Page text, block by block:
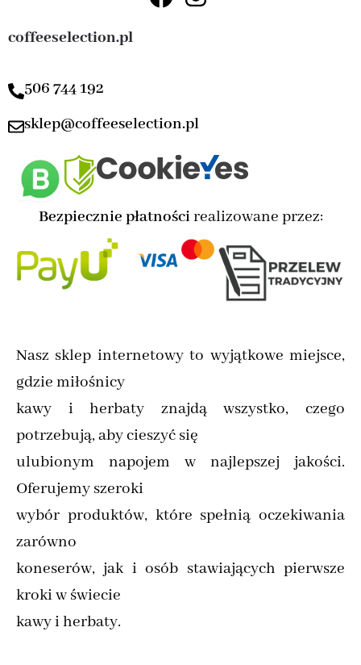
coffeeselection.pl
506 744 192
sklep@coffeeselection.pl
Bezpiecznie płatnościrealizowane przez:
Nasz sklep internetowy to wyjątkowe miejsce,
gdzie miłośnicy
kawy i herbaty znajdą wszystko, czego
potrzebują, aby cieszyć się
ulubionym napojem w najlepszej jakości.
Oferujemy szeroki
wybór produktów, które spełnią oczekiwania
zarówno
koneserów, jak i osób stawiających pierwsze
kroki w świecie
kawy i herbaty.